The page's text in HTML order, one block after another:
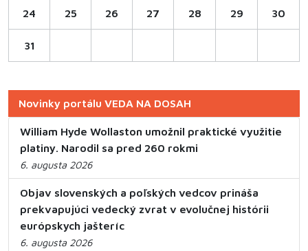
24 25 26 27 28 29 30
31
Novinky portálu VEDA NA DOSAH
William Hyde Wollaston umožnil praktické využitie
platiny. Narodil sa pred 260 rokmi
6. augusta 2026
Objav slovenských a poľských vedcov prináša
prekvapujúci vedecký zvrat v evolučnej histórii
európskych jašteríc
6. augusta 2026